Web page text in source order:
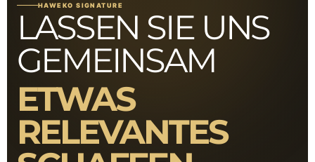
HAWEKO SIGNATURE
LASSEN SIE UNS
GEMEINSAM
ETWAS
RELEVANTES